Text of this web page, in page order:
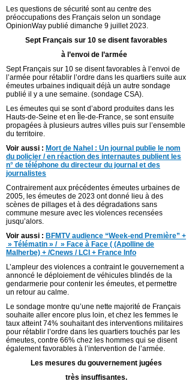
Les questions de sécurité sont au centre des
préoccupations des Français selon un sondage
OpinionWay publié dimanche 9 juillet 2023.
Sept Français sur 10 se disent favorables
à l’envoi de l’armée
Sept Français sur 10 se disent favorables à l’envoi de
l’armée pour rétablir l’ordre dans les quartiers suite aux
émeutes urbaines indiquait déjà un autre sondage
publié il y a une semaine. (sondage CSA).
Les émeutes qui se sont d’abord produites dans les
Hauts-de-Seine et en Île-de-France, se sont ensuite
propagées à plusieurs autres villes puis sur l’ensemble
du territoire.
Voir aussi : Mort de Nahel : Un journal publie le nom
du policier / en réaction des internautes publient les
n° de téléphone du directeur du journal et des
journalistes
Contrairement aux précédentes émeutes urbaines de
2005, les émeutes de 2023 ont donné lieu à des
scènes de pillages et à des dégradations sans
commune mesure avec les violences recensées
jusqu’alors.
Voir aussi : BFMTV audience “Week-end Première” +
» Télématin » / » Face à Face ( (Apolline de
Malherbe) + /Cnews / LCI + France Info
L’ampleur des violences a contraint le gouvernement a
annoncé le déploiement de véhicules blindés de la
gendarmerie pour contenir les émeutes, et permettre
un retour au calme.
Le sondage montre qu’une nette majorité de Français
souhaite aller encore plus loin, et chez les femmes le
taux atteint 74% souhaitant des interventions militaires
pour rétablir l’ordre dans les quartiers touchés par les
émeutes, contre 66% chez les hommes qui se disent
également favorables à l’intervention de l’armée.
Les mesures du gouvernement jugées
très insuffisantes.